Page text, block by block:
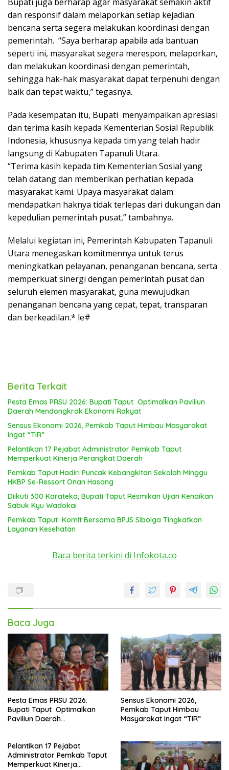
dan responsif dalam melaporkan setiap kejadian
bencana serta segera melakukan koordinasi dengan
pemerintah. “Saya berharap apabila ada bantuan
seperti ini, masyarakat segera merespon, melaporkan,
dan melakukan koordinasi dengan pemerintah,
sehingga hak-hak masyarakat dapat terpenuhi dengan
baik dan tepat waktu,” tegasnya.
Pada kesempatan itu, Bupati menyampaikan apresiasi
dan terima kasih kepada Kementerian Sosial Republik
Indonesia, khususnya kepada tim yang telah hadir
langsung di Kabupaten Tapanuli Utara.
“Terima kasih kepada tim Kementerian Sosial yang
telah datang dan memberikan perhatian kepada
masyarakat kami. Upaya masyarakat dalam
mendapatkan haknya tidak terlepas dari dukungan dan
kepedulian pemerintah pusat,” tambahnya.
Melalui kegiatan ini, Pemerintah Kabupaten Tapanuli
Utara menegaskan komitmennya untuk terus
meningkatkan pelayanan, penanganan bencana, serta
memperkuat sinergi dengan pemerintah pusat dan
seluruh elemen masyarakat, guna mewujudkan
penanganan bencana yang cepat, tepat, transparan
dan berkeadilan.* le#
Berita Terkait
Pesta Emas PRSU 2026: Bupati Taput Optimalkan Paviliun
Daerah Mendongkrak Ekonomi Rakyat
Sensus Ekonomi 2026, Pemkab Taput Himbau Masyarakat
Ingat “TIR”
Pelantikan 17 Pejabat Administrator Pemkab Taput
Memperkuat Kinerja Perangkat Daerah
Pemkab Taput Hadiri Puncak Kebangkitan Sekolah Minggu
HKBP Se-Ressort Onan Hasang
Diikuti 300 Karateka, Bupati Taput Resmikan Ujian Kenaikan
Sabuk Kyu Wadokai
Pemkab Taput Komit Bersama BPJS Sibolga Tingkatkan
Layanan Kesehatan
Baca berita terkini di Infokota.co
Baca Juga
Pesta Emas PRSU 2026:
Bupati Taput Optimalkan
Paviliun Daerah
Sensus Ekonomi 2026,
Pemkab Taput Himbau
Masyarakat Ingat “TIR”
Pelantikan 17 Pejabat
Administrator Pemkab Taput
Memperkuat Kinerja